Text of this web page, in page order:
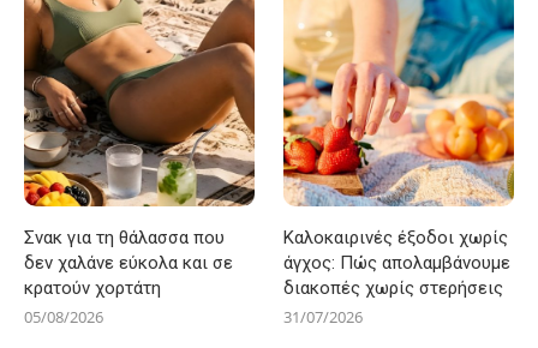
Σνακ για τη θάλασσα που
δεν χαλάνε εύκολα και σε
κρατούν χορτάτη
05/08/2026
Καλοκαιρινές έξοδοι χωρίς
άγχος: Πώς απολαμβάνουμε
διακοπές χωρίς στερήσεις
31/07/2026